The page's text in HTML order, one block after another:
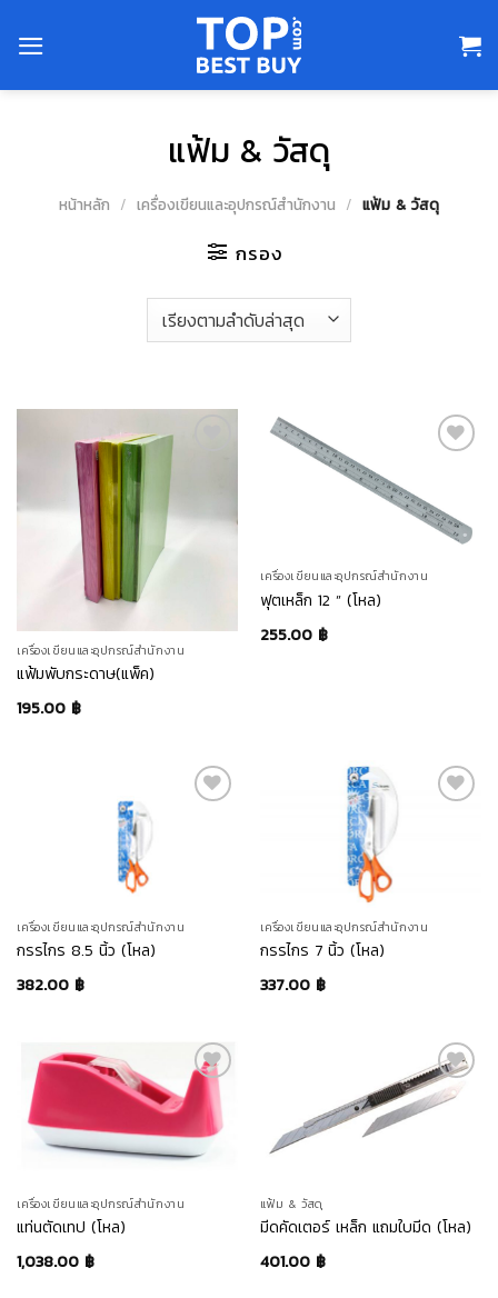
แฟ้ม & วัสดุ
หน้าหลัก / เครื่องเขียนและอุปกรณ์สำนักงาน / แฟ้ม & วัสดุ
กรอง
เครื่องเขียนและอุปกรณ์สำนักงาน
แฟ้มพับกระดาษ(แพ็ค)
195.00 ฿
เครื่องเขียนและอุปกรณ์สำนักงาน
ฟุตเหล็ก 12 ” (โหล)
255.00 ฿
เครื่องเขียนและอุปกรณ์สำนักงาน
กรรไกร 8.5 นิ้ว (โหล)
382.00 ฿
เครื่องเขียนและอุปกรณ์สำนักงาน
กรรไกร 7 นิ้ว (โหล)
337.00 ฿
เครื่องเขียนและอุปกรณ์สำนักงาน
แท่นตัดเทป (โหล)
1,038.00 ฿
แฟ้ม & วัสดุ
มีดคัดเตอร์ เหล็ก แถมใบมีด (โหล)
401.00 ฿